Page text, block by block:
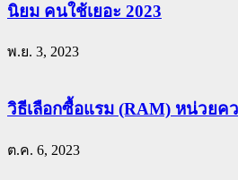
นิยม คนใช้เยอะ 2023
พ.ย. 3, 2023
วิธีเลือกซื้อแรม (RAM) หน่วยค
ต.ค. 6, 2023